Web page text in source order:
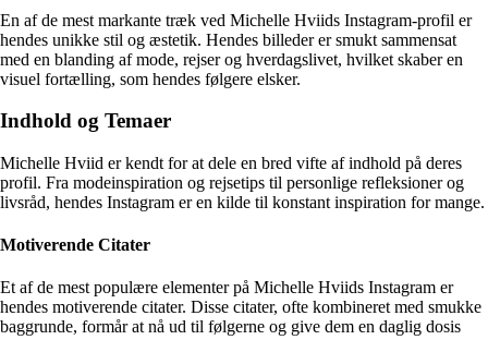
En af de mest markante træk ved Michelle Hviids Instagram-profil er
hendes unikke stil og æstetik. Hendes billeder er smukt sammensat
med en blanding af mode, rejser og hverdagslivet, hvilket skaber en
visuel fortælling, som hendes følgere elsker.
Indhold og Temaer
Michelle Hviid er kendt for at dele en bred vifte af indhold på deres
profil. Fra modeinspiration og rejsetips til personlige refleksioner og
livsråd, hendes Instagram er en kilde til konstant inspiration for mange.
Motiverende Citater
Et af de mest populære elementer på Michelle Hviids Instagram er
hendes motiverende citater. Disse citater, ofte kombineret med smukke
baggrunde, formår at nå ud til følgerne og give dem en daglig dosis